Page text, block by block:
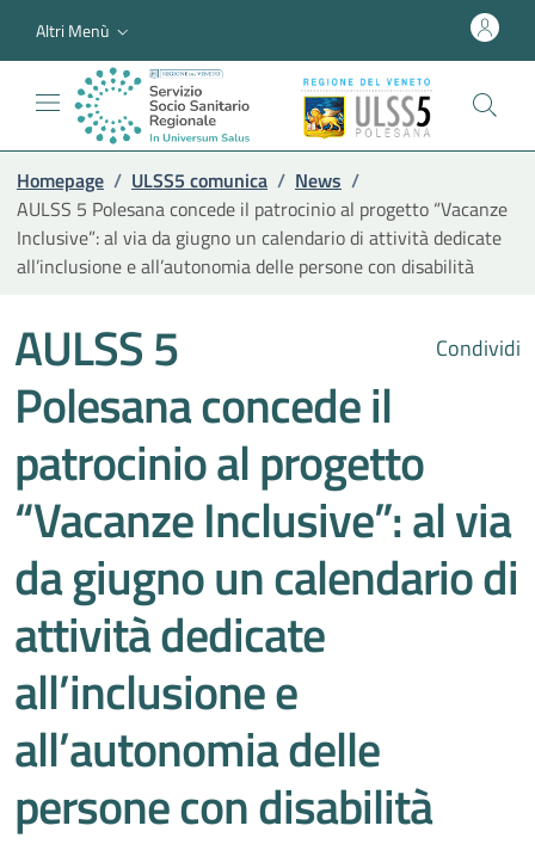
Altri Menù
Homepage / ULSS5 comunica / News /
AULSS 5 Polesana concede il patrocinio al progetto “Vacanze
Inclusive”: al via da giugno un calendario di attività dedicate
all’inclusione e all’autonomia delle persone con disabilità
Condividi
AULSS 5
Polesana concede il
patrocinio al progetto
“Vacanze Inclusive”: al via
da giugno un calendario di
attività dedicate
all’inclusione e
all’autonomia delle
persone con disabilità